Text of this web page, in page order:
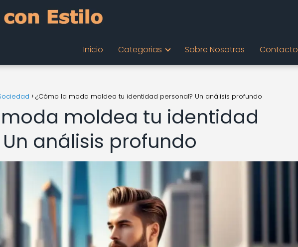
Inicio Categorias Sobre Nosotros Contacto
¿Cómo la moda moldea tu identidad personal? Un análisis profundo
moldea tu identidad
análisis profundo